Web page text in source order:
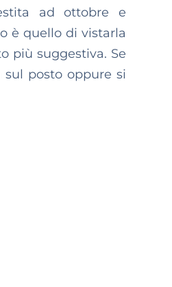
ad ottobre e
è quello di vistarla
più suggestiva. Se
posto oppure si